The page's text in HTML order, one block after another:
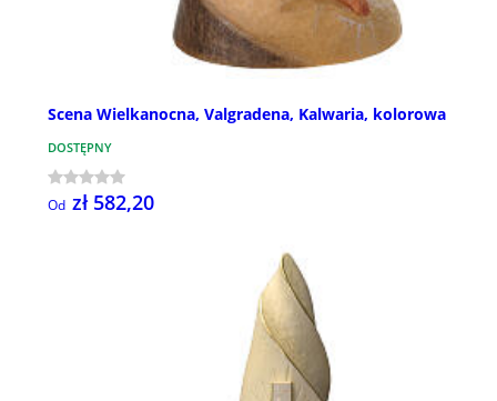
Scena Wielkanocna, Valgradena, Kalwaria, kolorowa
DOSTĘPNY
Od zł 582,20